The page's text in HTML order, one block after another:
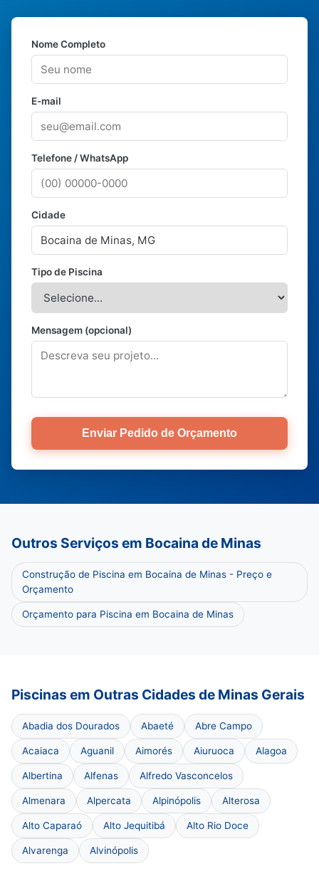
Nome Completo
E-mail
Telefone / WhatsApp
Cidade
Tipo de Piscina
Mensagem (opcional)
Enviar Pedido de Orçamento
Outros Serviços em Bocaina de Minas
Construção de Piscina em Bocaina de Minas - Preço e
Orçamento
Orçamento para Piscina em Bocaina de Minas
Piscinas em Outras Cidades de Minas Gerais
Abadia dos Dourados Abaeté Abre Campo
Acaiaca Aguanil Aimorés Aiuruoca Alagoa
Albertina Alfenas Alfredo Vasconcelos
Almenara Alpercata Alpinópolis Alterosa
Alto Caparaó Alto Jequitibá Alto Rio Doce
Alvarenga Alvinópolis